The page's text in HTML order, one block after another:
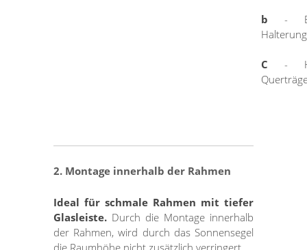
b -
C -
2. Montage innerhalb der Rahmen
Ideal für schmale Rahmen mit tiefer
Glasleiste. Durch die Montage innerhalb
der Rahmen, wird durch das Sonnensegel